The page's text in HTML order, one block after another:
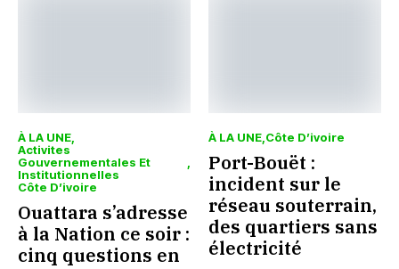
À LA UNE
Activites
Gouvernementales Et
Institutionnelles
Côte D’ivoire
Ouattara s’adresse
à la Nation ce soir :
cinq questions en
À LA UNE Côte D’ivoire
Port-Bouët :
incident sur le
réseau souterrain,
des quartiers sans
électricité